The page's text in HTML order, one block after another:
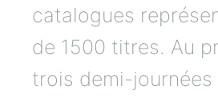
catalogues
de 1500 titres. Au
trois demi-journées